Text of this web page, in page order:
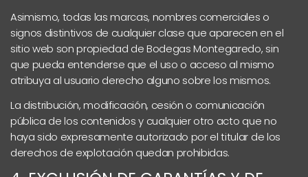
Asimismo, todas las marcas, nombres comerciales o
signos distintivos de cualquier clase que aparecen en el
sitio web son propiedad de Bodegas Montegaredo, sin
que pueda entenderse que el uso o acceso al mismo
atribuya al usuario derecho alguno sobre los mismos.
La distribución, modificación, cesión o comunicación
pública de los contenidos y cualquier otro acto que no
haya sido expresamente autorizado por el titular de los
derechos de explotación quedan prohibidas.